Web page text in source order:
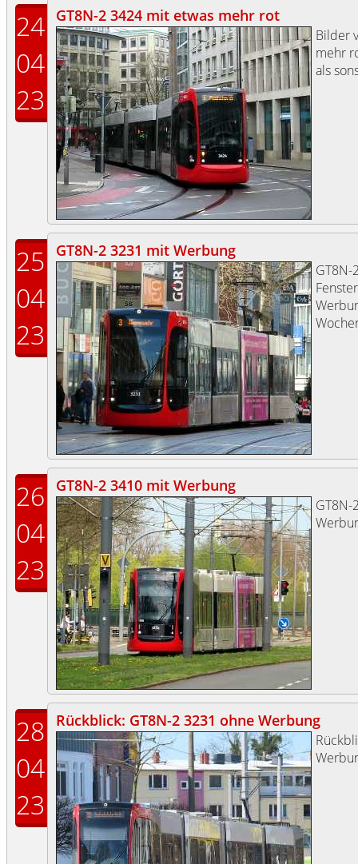
24
04
23
GT8N-2 3424 mit etwas mehr rot
Bilder
mehr
als
25
04
23
GT8N-2 3231 mit Werbung
26
04
23
GT8N-2 3410 mit Werbung
28
04
23
Rückblick: GT8N-2 3231 ohne Werbung